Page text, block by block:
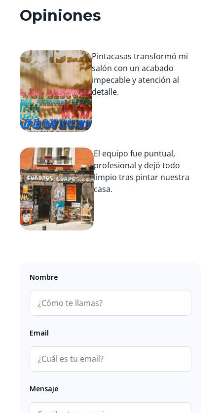
Opiniones
Pintacasas transformó mi
salón con un acabado
impecable y atención al
detalle.
El equipo fue puntual,
profesional y dejó todo
limpio tras pintar nuestra
casa.
Nombre
Email
Mensaje